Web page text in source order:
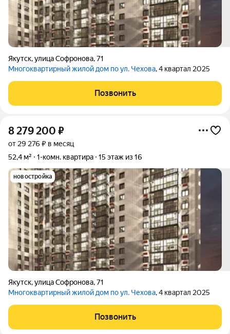
Якутск,улица Софронова,71
Многоквартирный жилой дом по ул. Чехова, 4 квартал 2025
Позвонить
8 279 200 ₽
от 29 276 ₽ в месяц
52,4 м²
1-комн. квартира 15 этаж из 16
новостройка
Якутск,улица Софронова,71
Многоквартирный жилой дом по ул. Чехова, 4 квартал 2025
Позвонить